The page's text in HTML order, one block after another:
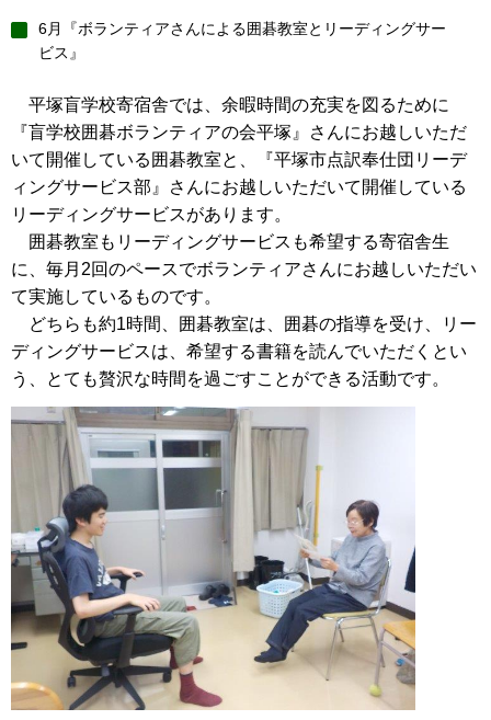
6月『ボランティアさんによる囲碁教室とリーディングサー
ビス』
平塚盲学校寄宿舎では、余暇時間の充実を図るために
『盲学校囲碁ボランティアの会平塚』さんにお越しいただ
いて開催している囲碁教室と、『平塚市点訳奉仕団リーデ
ィングサービス部』さんにお越しいただいて開催している
リーディングサービスがあります。
囲碁教室もリーディングサービスも希望する寄宿舎生
に、毎月2回のペースでボランティアさんにお越しいただい
て実施しているものです。
どちらも約1時間、囲碁教室は、囲碁の指導を受け、リー
ディングサービスは、希望する書籍を読んでいただくとい
う、とても贅沢な時間を過ごすことができる活動です。